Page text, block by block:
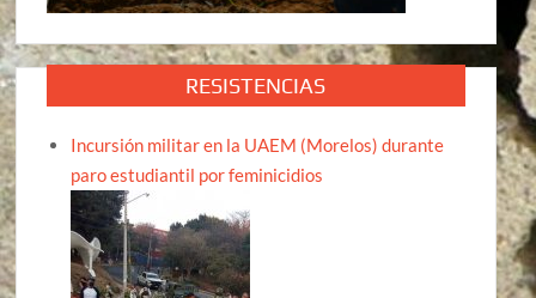
RESISTENCIAS
Incursión militar en la UAEM (Morelos) durante
paro estudiantil por feminicidios